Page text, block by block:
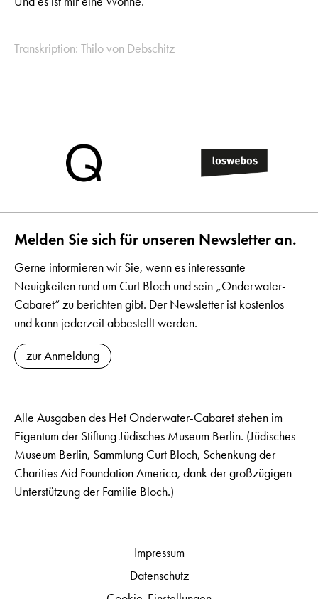
Transkription: Thilo von Debschitz
Melden Sie sich für unseren Newsletter an.
Gerne informieren wir Sie, wenn es interessante
Neuigkeiten rund um Curt Bloch und sein „Onderwater-
Cabaret“ zu berichten gibt. Der Newsletter ist kostenlos
und kann jederzeit abbestellt werden.
zur Anmeldung
Alle Ausgaben des Het Onderwater-Cabaret stehen im
Eigentum der Stiftung Jüdisches Museum Berlin. (Jüdisches
Museum Berlin, Sammlung Curt Bloch, Schenkung der
Charities Aid Foundation America, dank der großzügigen
Unterstützung der Familie Bloch.)
Impressum
Datenschutz